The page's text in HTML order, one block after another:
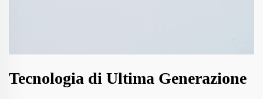
Tecnologia di Ultima Generazione